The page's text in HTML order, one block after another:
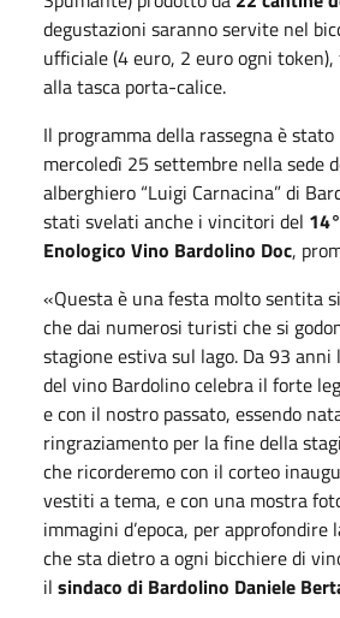
degustazioni saranno servite nel
ufficiale (4 euro, 2 euro ogni
alla tasca porta-calice.
Il programma della rassegna è
mercoledì 25 settembre nella sede
alberghiero “Luigi Carnacina” di
stati svelati anche i vincitori del
Enologico Vino Bardolino Doc,
«Questa è una festa molto sentita
che dai numerosi turisti che si
stagione estiva sul lago. Da 93 anni
del vino Bardolino celebra il forte
e con il nostro passato, essendo
ringraziamento per la fine della
che ricorderemo con il corteo
vestiti a tema, e con una mostra
immagini d’epoca, per
che sta dietro a ogni bicchiere di
il sindaco di Bardolino Daniele